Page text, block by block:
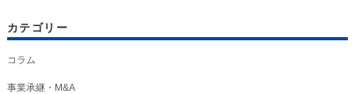
カテゴリー
コラム
事業承継・M&A